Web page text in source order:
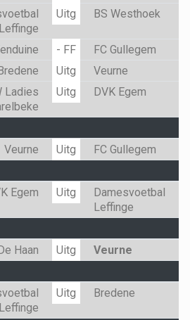
Leffinge
Uitg BS Westhoek
- FF FC Gullegem
Uitg Veurne
Ladies
Uitg DVK Egem
Veurne Uitg
FC Gullegem
Egem Uitg
Damesvoetbal
Leffinge
Haan Uitg
Veurne
Leffinge
Uitg Bredene